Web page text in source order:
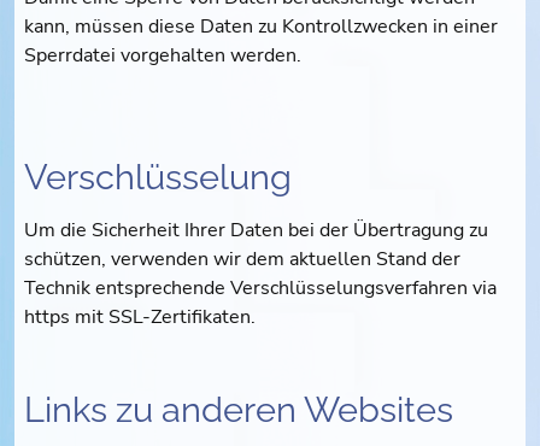
kann, müssen diese Daten zu Kontrollzwecken in einer
Sperrdatei vorgehalten werden.
Verschlüsselung
Um die Sicherheit Ihrer Daten bei der Übertragung zu
schützen, verwenden wir dem aktuellen Stand der
Technik entsprechende Verschlüsselungsverfahren via
https mit SSL-Zertifikaten.
Links zu anderen Websites